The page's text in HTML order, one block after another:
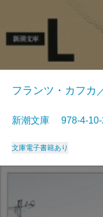
フランツ・カフカ
新潮文庫 978-4-
文庫電子書籍あり